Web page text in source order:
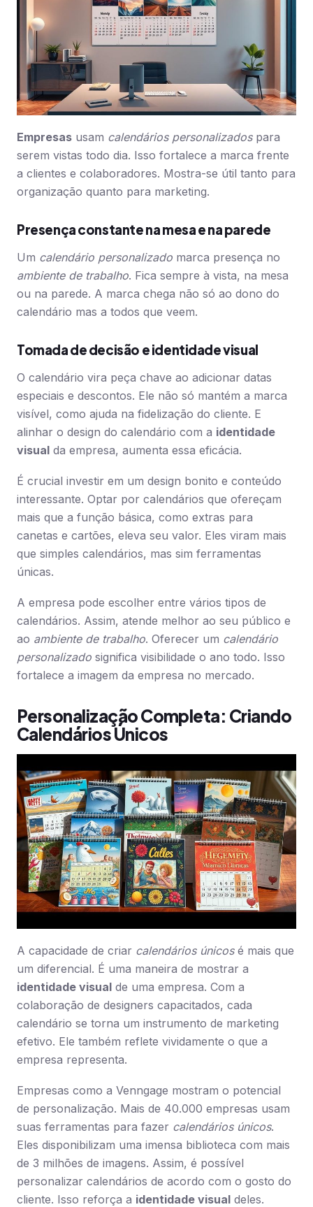
Empresas usam calendários personalizadospara
serem vistas todo dia. Isso fortalece a marca frente
a clientes e colaboradores. Mostra-se útil tanto para
organização quanto para marketing.
Presença constante na mesa e na parede
Um calendário personalizado marca presença no
ambiente de trabalho. Fica sempre à vista, na mesa
ou na parede. A marca chega não só ao dono do
calendário mas a todos que veem.
Tomada de decisão e identidade visual
O calendário vira peça chave ao adicionar datas
especiais e descontos. Ele não só mantém a marca
visível, como ajuda na fidelização do cliente. E
alinhar o design do calendário com a identidade
visual da empresa, aumenta essa eficácia.
É crucial investir em um design bonito e conteúdo
interessante. Optar por calendários que ofereçam
mais que a função básica, como extras para
canetas e cartões, eleva seu valor. Eles viram mais
que simples calendários, mas sim ferramentas
únicas.
A empresa pode escolher entre vários tipos de
calendários. Assim, atende melhor ao seu público e
ao ambiente de trabalho. Oferecer um calendário
personalizado significa visibilidade o ano todo. Isso
fortalece a imagem da empresa no mercado.
Personalização Completa: Criando
Calendários Únicos
A capacidade de criar calendários únicosé mais que
um diferencial. É uma maneira de mostrar a
identidade visual de uma empresa. Com a
colaboração de designers capacitados, cada
calendário se torna um instrumento de marketing
efetivo. Ele também reflete vividamente o que a
empresa representa.
Empresas como a Venngage mostram o potencial
de personalização. Mais de 40.000 empresas usam
suas ferramentas para fazer calendários únicos.
Eles disponibilizam uma imensa biblioteca com mais
de 3 milhões de imagens. Assim, é possível
personalizar calendários de acordo com o gosto do
cliente. Isso reforça a identidade visual deles.